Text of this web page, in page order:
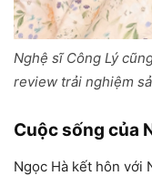
Nghệ sĩ Công Lý
review trải nghiệm
Cuộc sống của
Ngọc Hà kết hôn với